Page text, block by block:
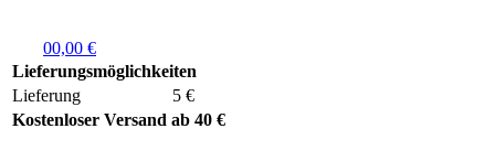
00,00 €
Lieferungsmöglichkeiten
Lieferung
5 €
Kostenloser Versand ab 40 €